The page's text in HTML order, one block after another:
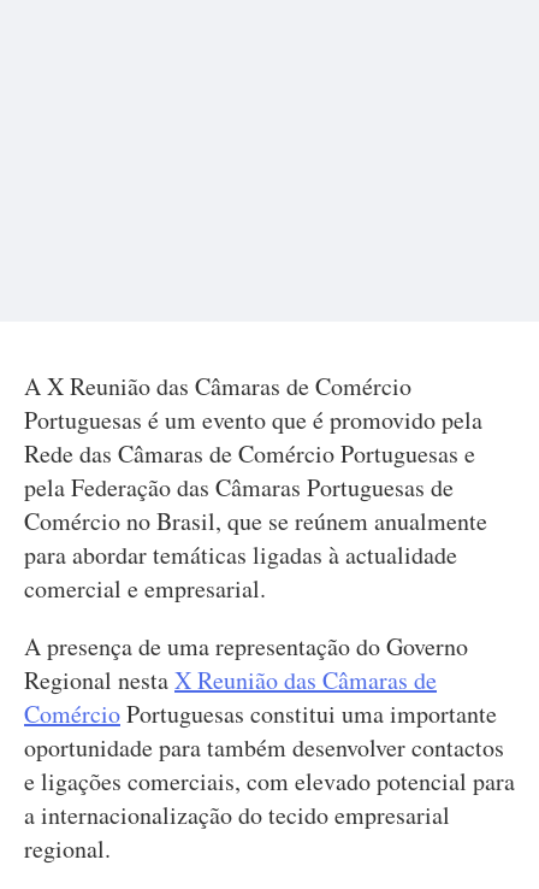
A X Reunião das Câmaras de Comércio
Portuguesas é um evento que é promovido pela
Rede das Câmaras de Comércio Portuguesas e
pela Federação das Câmaras Portuguesas de
Comércio no Brasil, que se reúnem anualmente
para abordar temáticas ligadas à actualidade
comercial e empresarial.
A presença de uma representação do Governo
Regional nestaX Reunião das Câmaras de
ComércioPortuguesas constitui uma importante
oportunidade para também desenvolver contactos
e ligações comerciais, com elevado potencial para
a internacionalização do tecido empresarial
regional.